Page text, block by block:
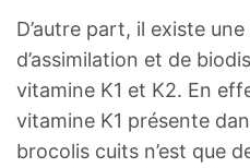
D’autre part, il existe
d’assimilation et de
vitamine K1 et K2. En
vitamine K1 présente
brocolis cuits n’est que